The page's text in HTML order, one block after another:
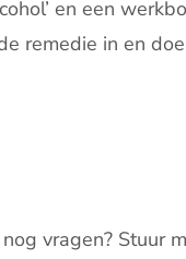
en een
remedie in en
vragen? Stuur